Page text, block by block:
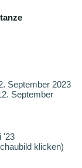
September 2023
September
'23
klicken)